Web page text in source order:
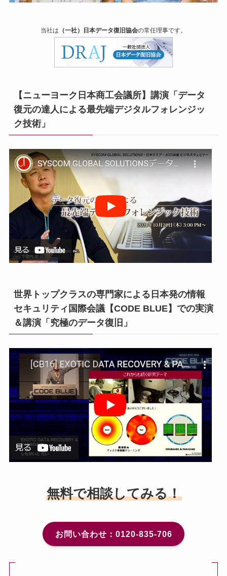
当社は （一社）日本データ復旧協会の常任理事です。
【ニューヨーク日本商工会議所】講演「データ
復元の達人による最先端デジタルフォレンジッ
ク技術」
世界トップクラスの専門家による日本発の情報
セキュリティ国際会議【CODE BLUE】での実演
＆講演「究極のデータ復旧」
無料で相談してみる！
お問い合わせ：0120-835-706